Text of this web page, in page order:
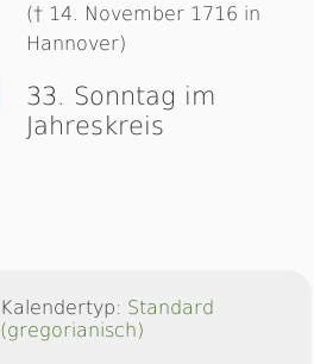
(† 14. November 1716 in
Hannover)
33. Sonntag im
Jahreskreis
Kalendertyp: Standard
(gregorianisch)